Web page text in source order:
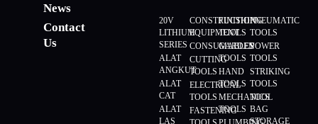
News
Contact
Us
20V
LITHIUM
SERIES
ALAT
ANGKUT
ALAT
CAT
ALAT
LAS
CONSTRUCTION
EQUIPMENT
CONSUMABLES
CUTTING
TOOLS
ELECTRICAL
TOOLS
FASTENING
FINISHING
TOOLS
GARDEN
TOOLS
HAND
TOOLS
MECHANICS
TOOLS
PNEUMATIC
TOOLS
POWER
TOOLS
STRIKING
TOOLS
TOOL
BAG
STORAGE